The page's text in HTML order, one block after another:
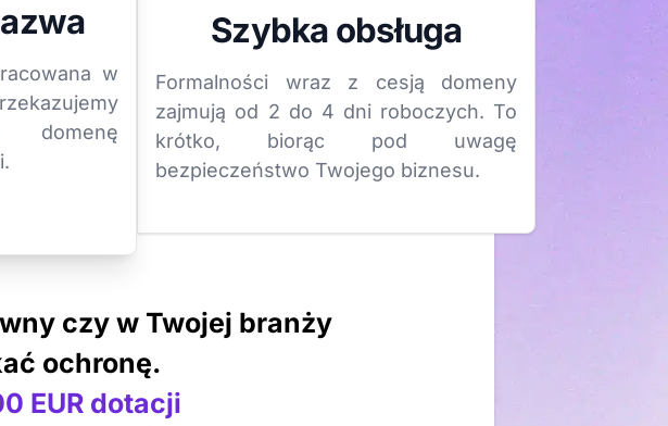
w
domenę
Szybka obsługa
Formalności wraz z cesją domeny
zajmują od 2 do 4 dni roboczych. To
krótko, biorąc pod uwagę
bezpieczeństwo Twojego biznesu.
czy w Twojej branży
ochronę.
EUR dotacji